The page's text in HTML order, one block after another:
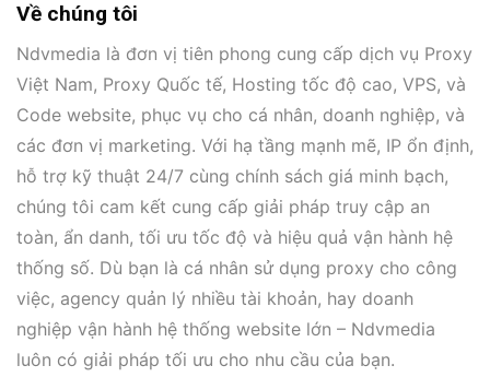
Về chúng tôi
Ndvmedia là đơn vị tiên phong cung cấp dịch vụ Proxy
Việt Nam, Proxy Quốc tế, Hosting tốc độ cao, VPS, và
Code website, phục vụ cho cá nhân, doanh nghiệp, và
các đơn vị marketing. Với hạ tầng mạnh mẽ, IP ổn định,
hỗ trợ kỹ thuật 24/7 cùng chính sách giá minh bạch,
chúng tôi cam kết cung cấp giải pháp truy cập an
toàn, ẩn danh, tối ưu tốc độ và hiệu quả vận hành hệ
thống số. Dù bạn là cá nhân sử dụng proxy cho công
việc, agency quản lý nhiều tài khoản, hay doanh
nghiệp vận hành hệ thống website lớn – Ndvmedia
luôn có giải pháp tối ưu cho nhu cầu của bạn.